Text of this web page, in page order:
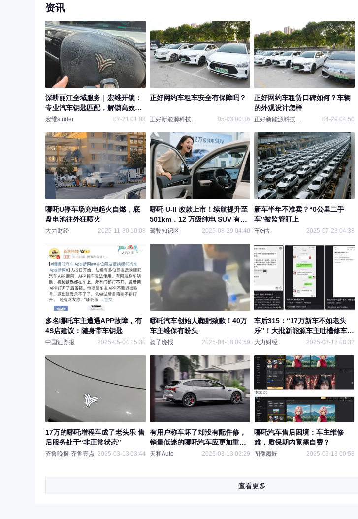
资讯
深耕丽江全域服务｜宏维开锁：
专业汽车钥匙匹配，解锁高效安
心出行
宏维strider 07-21 01:03
正好网约车租车安全有保障吗？
正好新能源科技有限公 05-03 00:36
正好网约车租赁口碑如何？车辆
的外观设计怎样
正好新能源科技有限公 04-29 04:50
哪吒U停车场充电起火自燃，底
盘电池往外狂喷火
大力财经 2025-11-30 10:08
哪吒 U-II 改款上市！续航提升至
501km，12 万级纯电 SUV 有优
势吗？
驾驶知识区 2025-08-29 04:40
新车半年不准卖？“0公里二手
车”被监管盯上
车e估 2025-07-23 04:38
多名哪吒车主遭遇APP故障，有
4S店建议：随身带车钥匙
中国证券报 2025-05-04 15:30
哪吒汽车创始人鞠躬致歉！40万
车主维保有盼头
扬子晚报 2025-04-18 09:59
车后315：“17万新车不如老头
乐”！大批新能源车主吐槽修车
贵、续保难，售后难题何时破 ？
大力财经 2025-03-18 08:32
17万的哪吒增程车成了老头乐 售
后服务处于“非正常状态”
齐鲁晚报·齐鲁壹点 2025-03-13 03:44
有用户称车坏了却没有配件修，
销量低迷的哪吒汽车应更加重视
售后
天和Auto 2025-03-13 02:29
哪吒汽车售后困境：车主维修
难，质保期内竟需自费？
图像魔匠 2025-03-13 00:58
查看更多